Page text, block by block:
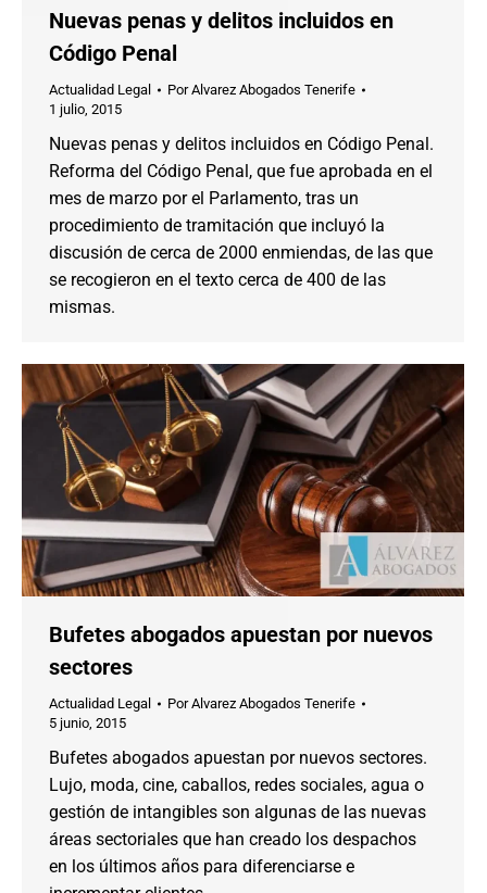
Nuevas penas y delitos incluidos en
Código Penal
Actualidad Legal PorAlvarez Abogados Tenerife
1 julio, 2015
Nuevas penas y delitos incluidos en Código Penal.
Reforma del Código Penal, que fue aprobada en el
mes de marzo por el Parlamento, tras un
procedimiento de tramitación que incluyó la
discusión de cerca de 2000 enmiendas, de las que
se recogieron en el texto cerca de 400 de las
mismas.
Bufetes abogados apuestan por nuevos
sectores
Actualidad Legal PorAlvarez Abogados Tenerife
5 junio, 2015
Bufetes abogados apuestan por nuevos sectores.
Lujo, moda, cine, caballos, redes sociales, agua o
gestión de intangibles son algunas de las nuevas
áreas sectoriales que han creado los despachos
en los últimos años para diferenciarse e